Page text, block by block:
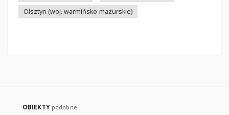
Olsztyn (woj. warmińsko-mazurskie)
OBIEKTY podobne